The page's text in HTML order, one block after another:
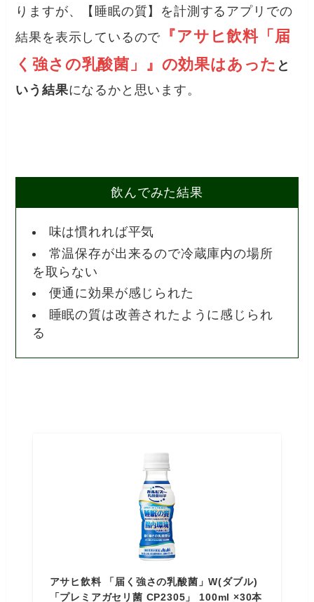
りますが、【睡眠の質】を計測するアプリでの
結果を表示しているので
『アサヒ飲料「届
く強さの乳酸菌」』の効果はあった と
いう結果になるかと思います。
飲んでみた結果
味は慣れれば平気
常温保存が出来るので冷蔵庫内の場所
を取らない
便通に効果が感じられた
睡眠の質は改善されたように感じられ
る
アサヒ飲料 「届く強さの乳酸菌」W(ダブル)
「プレミアガセリ菌 CP2305」 100ml ×30本